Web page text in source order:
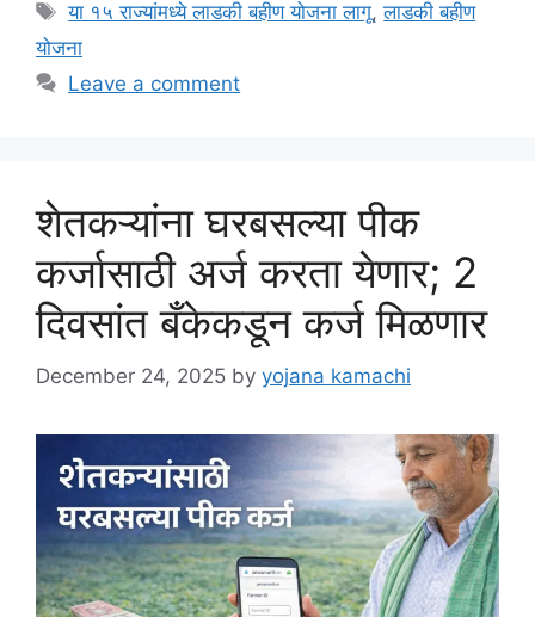
Tags
या १५ राज्यांमध्ये लाडकी बहीण योजना लागू,लाडकी बहीण
योजना
Leave a comment
शेतकऱ्यांना घरबसल्या पीक
कर्जासाठी अर्ज करता येणार; 2
दिवसांत बँकेकडून कर्ज मिळणार
December 24, 2025 by yojana kamachi